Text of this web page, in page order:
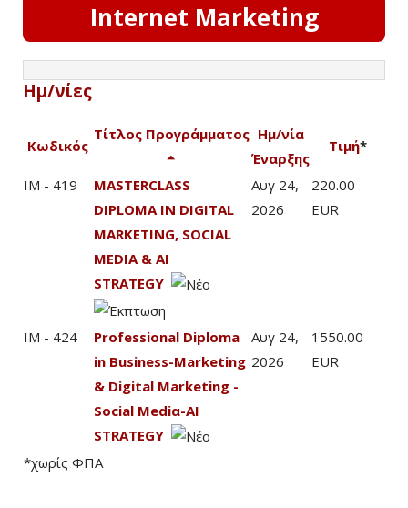
Internet Marketing
Ημ/νίες
Κωδικός
Τίτλος Προγράμματος Ημ/νία
Έναρξης
Τιμή*
IM - 419
MASTERCLASS
DIPLOMA IN DIGITAL
MARKETING, SOCIAL
MEDIA & AI
STRATEGY
Αυγ 24,
2026
220.00
EUR
IM - 424
Professional Diploma
in Business-Marketing
& Digital Marketing -
Social Mediα-AI
STRATEGY
Αυγ 24,
2026
1550.00
EUR
*χωρίς ΦΠΑ